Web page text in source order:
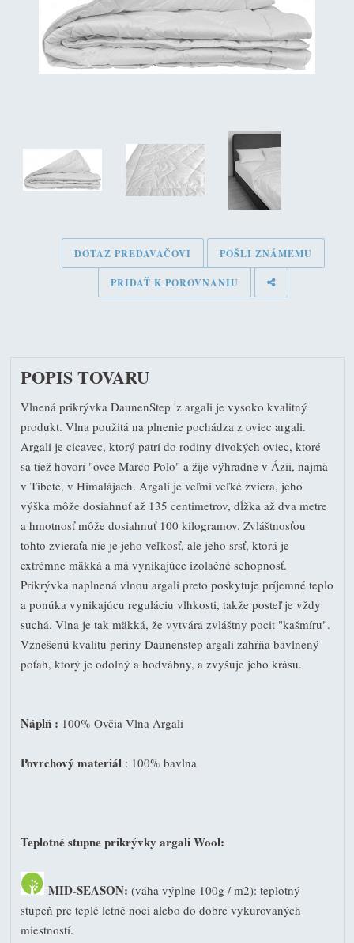
DOTAZ PREDAVAČOVI POŠLI ZNÁMEMU
PRIDAŤ K POROVNANIU
POPIS TOVARU
Vlnená prikrývka DaunenStep 'z argali je vysoko kvalitný
produkt. Vlna použitá na plnenie pochádza z oviec argali.
Argali je cicavec, ktorý patrí do rodiny divokých oviec, ktoré
sa tiež hovorí "ovce Marco Polo" a žije výhradne v Ázii, najmä
v Tibete, v Himalájach. Argali je veľmi veľké zviera, jeho
výška môže dosiahnuť až 135 centimetrov, dĺžka až dva metre
a hmotnosť môže dosiahnuť 100 kilogramov. Zvláštnosťou
tohto zvieraťa nie je jeho veľkosť, ale jeho srsť, ktorá je
extrémne mäkká a má vynikajúce izolačné schopnosť.
Prikrývka naplnená vlnou argali preto poskytuje príjemné teplo
a ponúka vynikajúcu reguláciu vlhkosti, takže posteľ je vždy
suchá. Vlna je tak mäkká, že vytvára zvláštny pocit "kašmíru".
Vznešenú kvalitu periny Daunenstep argali zahŕňa bavlnený
poťah, ktorý je odolný a hodvábny, a zvyšuje jeho krásu.
Náplň : 100% Ovčia Vlna Argali
Povrchový materiál : 100% bavlna
Teplotné stupne prikrývky argali Wool:
MID-SEASON: (váha výplne 100g / m2): teplotný
stupeň pre teplé letné noci alebo do dobre vykurovaných
miestností.